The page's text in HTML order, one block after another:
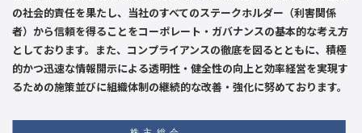
の社会的責任を果たし、当社のすべてのステークホルダー（利害関係
者）から信頼を得ることをコーポレート・ガバナンスの基本的な考え方
としております。また、コンプライアンスの徹底を図るとともに、積極
的かつ迅速な情報開示による透明性・健全性の向上と効率経営を実現す
るための施策並びに組織体制の継続的な改善・強化に努めております。